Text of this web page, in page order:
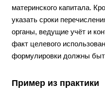
материнского капитала.
указать сроки
органы, ведущие учёт и
факт целевого
формулировки должны
Пример из практики